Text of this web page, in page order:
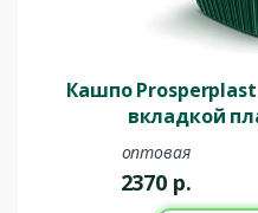
Кашпо Prosperplast
вкладкой
оптовая
2370 р.